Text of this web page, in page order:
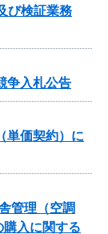
び検証業務
争入札公告
単価契約）に
管理（空調
入に関する